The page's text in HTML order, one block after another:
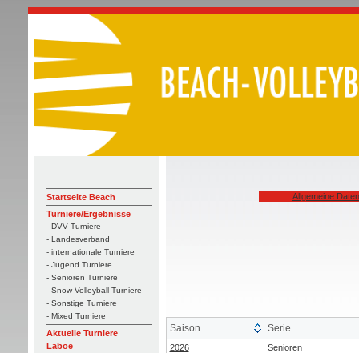
Startseite Beach
Turniere/Ergebnisse
- DVV Turniere
- Landesverband
- internationale Turniere
- Jugend Turniere
- Senioren Turniere
- Snow-Volleyball Turniere
- Sonstige Turniere
- Mixed Turniere
Aktuelle Turniere
Laboe
Allgemeine
Saison Serie
2026
Senioren